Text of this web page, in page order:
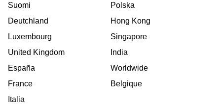
Suomi
Deutchland
Luxembourg
United Kingdom
España
France
Italia
Polska
Hong Kong
Singapore
India
Worldwide
Belgique